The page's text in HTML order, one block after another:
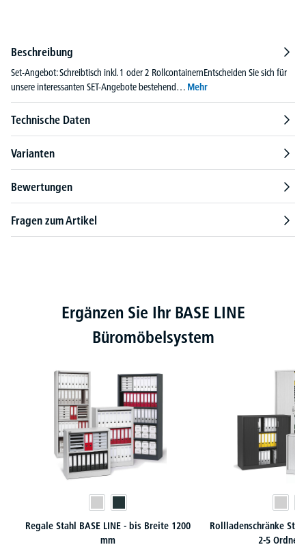
Beschreibung
Set-Angebot: Schreibtisch inkl. 1 oder 2 RollcontainernEntscheiden Sie sich für
unsere interessanten SET-Angebote bestehend… Mehr
Technische Daten
Varianten
Bewertungen
Fragen zum Artikel
Produktgalerie überspringen
Ergänzen Sie Ihr BASE LINE
Büromöbelsystem
Regale Stahl BASE LINE - bis Breite 1200
mm
Rollladenschränke
2-5